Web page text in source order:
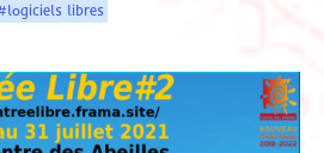
libres